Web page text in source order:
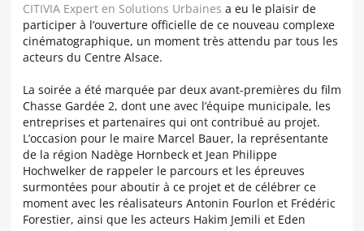
CITIVIA Expert en Solutions Urbaines a eu le plaisir de
participer à l’ouverture officielle de ce nouveau complexe
cinématographique, un moment très attendu par tous les
acteurs du Centre Alsace.
La soirée a été marquée par deux avant-premières du film
Chasse Gardée 2, dont une avec l’équipe municipale, les
entreprises et partenaires qui ont contribué au projet.
L’occasion pour le maire Marcel Bauer, la représentante
de la région Nadège Hornbeck et Jean Philippe
Hochwelker de rappeler le parcours et les épreuves
surmontées pour aboutir à ce projet et de célébrer ce
moment avec les réalisateurs Antonin Fourlon et Frédéric
Forestier, ainsi que les acteurs Hakim Jemili et Eden